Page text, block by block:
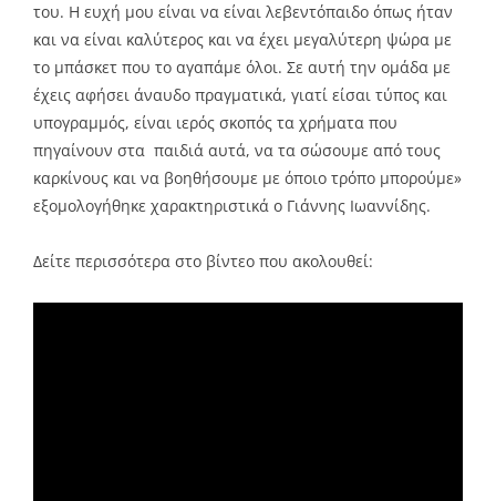
του. Η ευχή μου είναι να είναι λεβεντόπαιδο όπως ήταν
και να είναι καλύτερος και να έχει μεγαλύτερη ψώρα με
το μπάσκετ που το αγαπάμε όλοι. Σε αυτή την ομάδα με
έχεις αφήσει άναυδο πραγματικά, γιατί είσαι τύπος και
υπογραμμός, είναι ιερός σκοπός τα χρήματα που
πηγαίνουν στα παιδιά αυτά, να τα σώσουμε από τους
καρκίνους και να βοηθήσουμε με όποιο τρόπο μπορούμε»
εξομολογήθηκε χαρακτηριστικά ο Γιάννης Ιωαννίδης.
Δείτε περισσότερα στο βίντεο που ακολουθεί: